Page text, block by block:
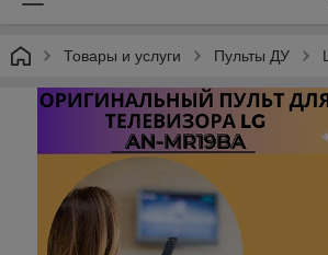
Товары и услуги Пульты ДУ